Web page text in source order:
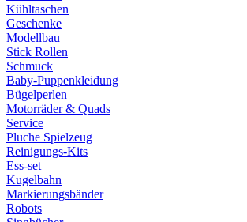
Kühltaschen
Geschenke
Modellbau
Stick Rollen
Schmuck
Baby-Puppenkleidung
Bügelperlen
Motorräder & Quads
Service
Pluche Spielzeug
Reinigungs-Kits
Ess-set
Kugelbahn
Markierungsbänder
Robots